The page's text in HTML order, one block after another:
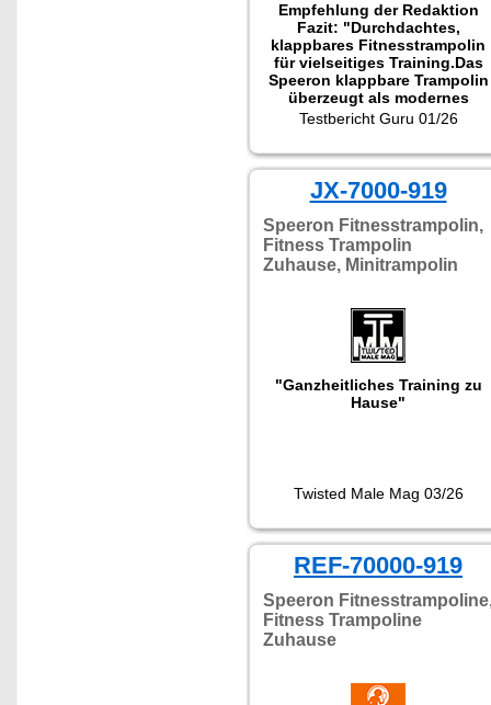
Empfehlung der Redaktion
Fazit: "Durchdachtes,
klappbares Fitnesstrampolin
für vielseitiges Training.Das
Speeron klappbare Trampolin
überzeugt als modernes
Fitness Trampolin, das
Platzersparnis sinnvoll
kombiniert. Als klappbares
Fitness Trampolin für Indoor-
Training eignet es sich ideal
für Cardio, Koordination,
Core-Training und kreative
Fitnesskombinationen."
Testbericht Guru 01/26
JX-7000-919
Speeron Fitnesstrampolin,
Fitness Trampolin
Zuhause, Minitrampolin
"Ganzheitliches Training zu
Hause"
Twisted Male Mag 03/26
REF-70000-919
Speeron
Fitness Trampoline
Zuhause